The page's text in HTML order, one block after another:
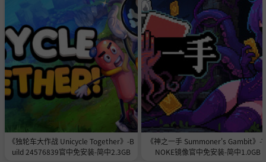
《独轮车大作战 Unicycle Together》-B
uild 24576839官中免安装-简中2.3GB
《神之一手 Summoner's Gambit》-
NOKE镜像官中免安装-简中1.0GB